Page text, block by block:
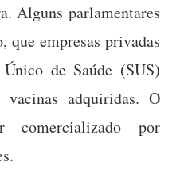
Alguns parlamentares
que empresas privadas
de Saúde (SUS)
vacinas adquiridas. O
comercializado por